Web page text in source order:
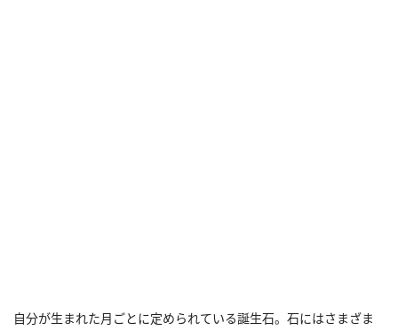
自分が生まれた月ごとに定められている誕生石。石にはさまざま